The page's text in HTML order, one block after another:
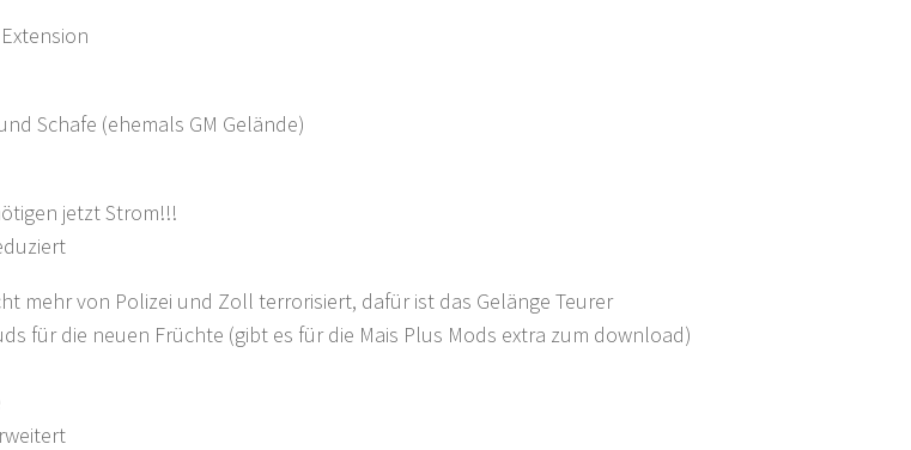
Schafe (ehemals GM Gelände)
jetzt Strom!!!
mehr von Polizei und Zoll terrorisiert, dafür ist das Gelänge Teurer
für die neuen Früchte (gibt es für die Mais Plus Mods extra zum download)